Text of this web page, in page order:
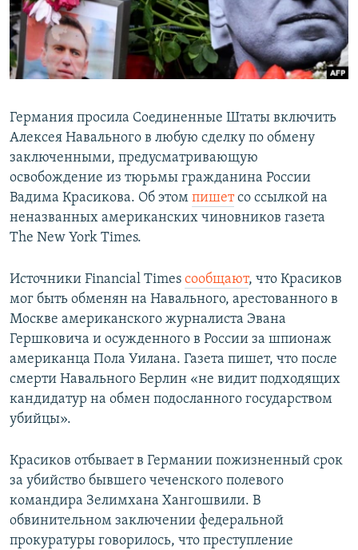
Германия просила Соединенные Штаты включить
Алексея Навального в любую сделку по обмену
заключенными, предусматривающую
освобождение из тюрьмы гражданина России
Вадима Красикова. Об этом пишетсо ссылкой на
неназванных американских чиновников газета
The New York Times.
Источники Financial Times сообщают, что Красиков
мог быть обменян на Навального, арестованного в
Москве американского журналиста Эвана
Гершковича и осужденного в России за шпионаж
американца Пола Уилана. Газета пишет, что после
смерти Навального Берлин «не видит подходящих
кандидатур на обмен подосланного государством
убийцы».
Красиков отбывает в Германии пожизненный срок
за убийство бывшего чеченского полевого
командира Зелимхана Хангошвили. В
обвинительном заключении федеральной
прокуратуры говорилось, что преступление